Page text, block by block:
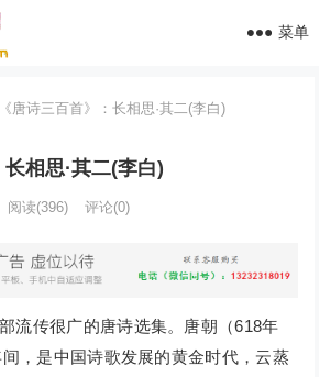
菜单
《唐诗三百首》：长相思·其二(李白)
长相思·其二(李白)
阅读(396) 评论(0)
流传很广的唐诗选集。唐朝（618年
，是中国诗歌发展的黄金时代，云蒸